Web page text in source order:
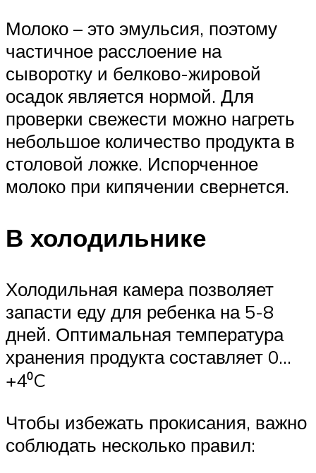
Молоко – это эмульсия, поэтому
частичное расслоение на
сыворотку и белково-жировой
осадок является нормой. Для
проверки свежести можно нагреть
небольшое количество продукта в
столовой ложке. Испорченное
молоко при кипячении свернется.
В холодильнике
Холодильная камера позволяет
запасти еду для ребенка на 5-8
дней. Оптимальная температура
хранения продукта составляет 0…
+4⁰C
Чтобы избежать прокисания, важно
соблюдать несколько правил: